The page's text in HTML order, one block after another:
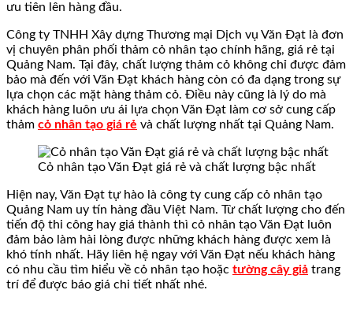
ưu tiên lên hàng đầu.
Công ty TNHH Xây dựng Thương mại Dịch vụ Văn Đạt là đơn
vị chuyên phân phối thảm cỏ nhân tạo chính hãng, giá rẻ tại
Quảng Nam. Tại đây, chất lượng thảm cỏ không chỉ được đảm
bảo mà đến với Văn Đạt khách hàng còn có đa dạng trong sự
lựa chọn các mặt hàng thảm cỏ. Điều này cũng là lý do mà
khách hàng luôn ưu ái lựa chọn Văn Đạt làm cơ sở cung cấp
thảm cỏ nhân tạo giá rẻ và chất lượng nhất tại Quảng Nam.
Cỏ nhân tạo Văn Đạt giá rẻ và chất lượng bậc nhất
Hiện nay, Văn Đạt tự hào là công ty cung cấp cỏ nhân tạo
Quảng Nam uy tín hàng đầu Việt Nam. Từ chất lượng cho đến
tiến độ thi công hay giá thành thì cỏ nhân tạo Văn Đạt luôn
đảm bảo làm hài lòng được những khách hàng được xem là
khó tính nhất. Hãy liên hệ ngay với Văn Đạt nếu khách hàng
có nhu cầu tìm hiểu về cỏ nhân tạo hoặc tường cây giả trang
trí để được báo giá chi tiết nhất nhé.